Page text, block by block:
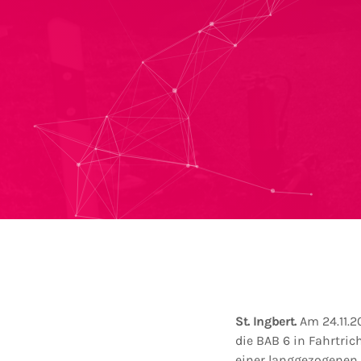
St. Ingbert. Am
die BAB 6 in